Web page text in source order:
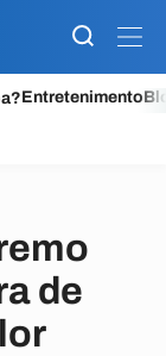
Entretenimento
de